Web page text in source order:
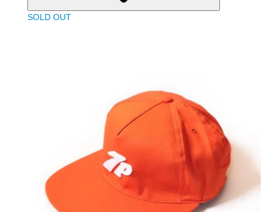
SOLD OUT